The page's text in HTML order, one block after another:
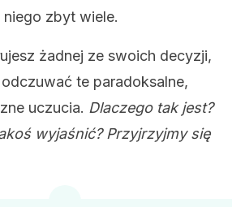
niego zbyt wiele.
żadnej ze swoich decyzji,
te paradoksalne,
uczucia. Dlaczego tak jest?
wyjaśnić? Przyjrzyjmy się